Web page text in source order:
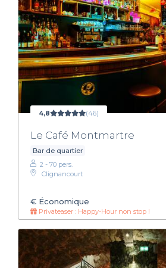
4,8 (46)
Le Café Montmartre
Bar de quartier
2 - 70 pers.
Clignancourt
€ Économique
Privateaser : Happy-Hour non stop !